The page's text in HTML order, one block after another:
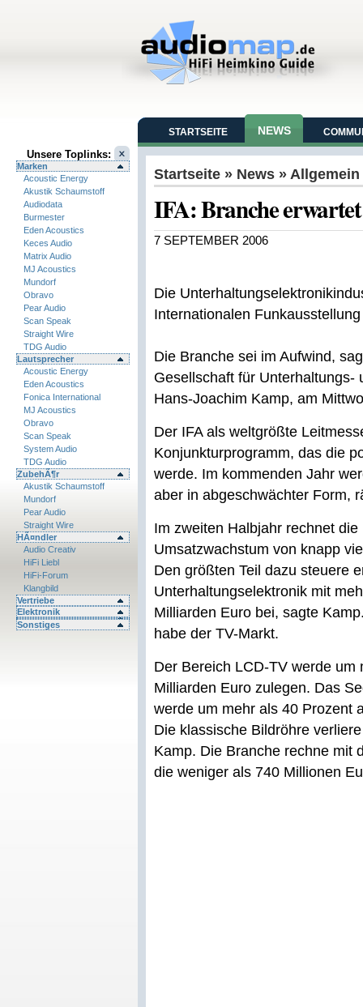
Unsere Toplinks:
Marken
Acoustic Energy
Akustik Schaumstoff
Audiodata
Burmester
Eden Acoustics
Keces Audio
Matrix Audio
MJ Acoustics
Mundorf
Obravo
Pear Audio
Scan Speak
Straight Wire
TDG Audio
Lautsprecher
Acoustic Energy
Eden Acoustics
Fonica International
MJ Acoustics
Obravo
Scan Speak
System Audio
TDG Audio
ZubehÃ¶r
Akustik Schaumstoff
Mundorf
Pear Audio
Straight Wire
HÃ¤ndler
Audio Creativ
HiFi Liebl
HiFi-Forum
Klangbild
Vertriebe
Elektronik
Sonstiges
STARTSEITE NEWS
Startseite » News » Allgemein
IFA: Branche
7 SEPTEMBER 2006
Die
Internationalen
Die Branche sei im Aufwind,
Gesellschaft für Unterhaltungs-
Hans-Joachim Kamp, am
Der IFA als weltgrößte
Konjunkturprogramm, das die
werde. Im kommenden Jahr
aber in abgeschwächter Form,
Im zweiten Halbjahr rechnet
Umsatzwachstum von knapp
Den größten Teil dazu steuere
Unterhaltungselektronik mit
Milliarden Euro bei, sagte
habe der TV-Markt.
Der Bereich LCD-TV werde
Milliarden Euro zulegen. Das
werde um mehr als 40 Prozent
Die klassische Bildröhre
Kamp. Die Branche rechne mit
die weniger als 740 Millionen